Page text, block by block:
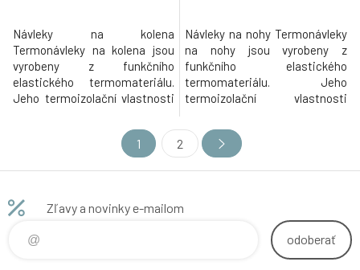
Návleky na kolena
Termonávleky na kolena jsou
vyrobeny z funkčního
elastického termomateriálu.
Jeho termoizolační vlastnosti
před chladem a zároveň
poskytují optimální prodyšnost
a kontrolu vlhkosti.
správné poloze. Termonávleky
Návleky na nohy Termonávleky
na nohy jsou vyrobeny z
funkčního elastického
termomateriálu. Jeho
termoizolační vlastnosti
před chladem a zároveň
poskytují optimální prodyšnost
a kontrolu vlhkosti.
mají reflexní prvky pro zvýšeno
1 2
Zľavy a novinky e-mailom
odoberať